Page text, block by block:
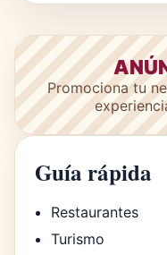
Promociona tu
Guía rápida
Restaurantes
Turismo